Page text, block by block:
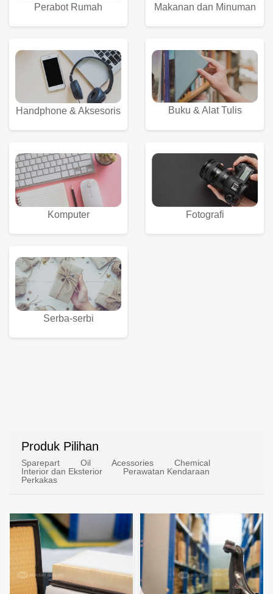
Perabot Rumah Makanan dan Minuman
Handphone & Aksesoris Buku & Alat Tulis
Komputer Fotografi
Serba-serbi
Produk Pilihan
Sparepart Oil Acessories
Chemical
Interior dan Eksterior
Perawatan Kendaraan
Perkakas